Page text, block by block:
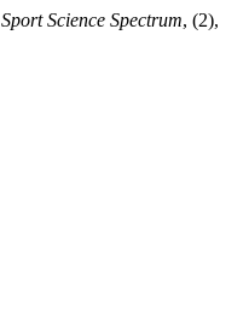
Sport Science Spectrum, (2),